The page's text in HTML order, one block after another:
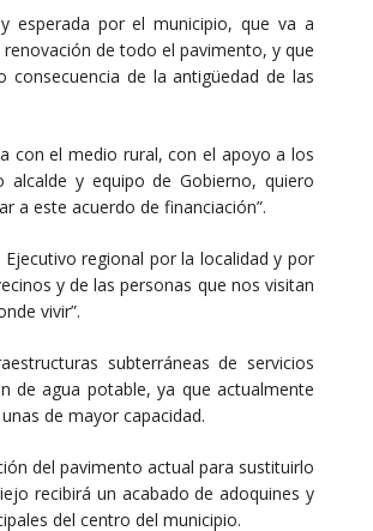
esperada por el municipio, que va a
de todo el pavimento, y que
de la antigüedad de las
con el medio rural, con el apoyo a los
y equipo de Gobierno, quiero
a este acuerdo de financiación”.
regional por la localidad y por
y de las personas que nos visitan
vivir”.
subterráneas de servicios
de agua potable, ya que actualmente
de mayor capacidad.
del pavimento actual para sustituirlo
recibirá un acabado de adoquines y
del centro del municipio.